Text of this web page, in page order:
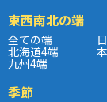
東西南北の端
全ての端
北海道4端
九州4端
季節